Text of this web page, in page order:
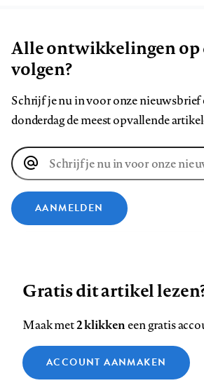
Alle ontwikkelingen op
volgen?
Schrijf je nu in voor onze nieuwsbrief
donderdag de meest opvallende
E-
mailadres
AANMELDEN
Volg
ons
Facebook
Volg
ons
LinkedIn
Volg
ons
Bluesky
Volg
ons
Instagram
Volg
ons
YouTube
Footer
Contact Colofon Disclaimer Privacy
Medische
Zie onze cookie policy
Analytische cookies
Gratis dit artikel
Maak met2 klikkeneen gratis
ACCOUNT AANMAKEN